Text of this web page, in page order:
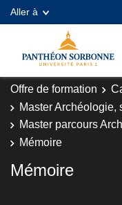
Aller à
Offre de formation
Master
Master parcours
Mémoire
Mémoire